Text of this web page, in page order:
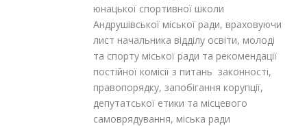
юнацької спортивної школи
Андрушівської міської ради, враховуючи
лист начальника відділу освіти, молоді
та спорту міської ради та рекомендації
постійної комісії з питань законності,
правопорядку, запобігання корупції,
депутатської етики та місцевого
самоврядування, міська ради